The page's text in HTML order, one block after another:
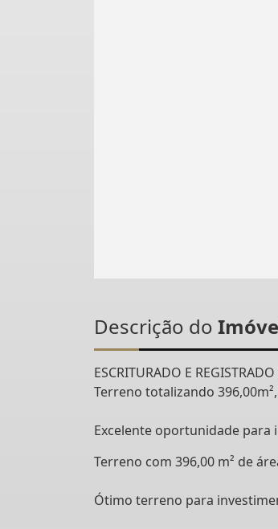
Descrição do
ESCRITURADO E
Terreno totalizando
Excelente oportunidade para
Terreno com 396,00 m² de
Ótimo terreno para